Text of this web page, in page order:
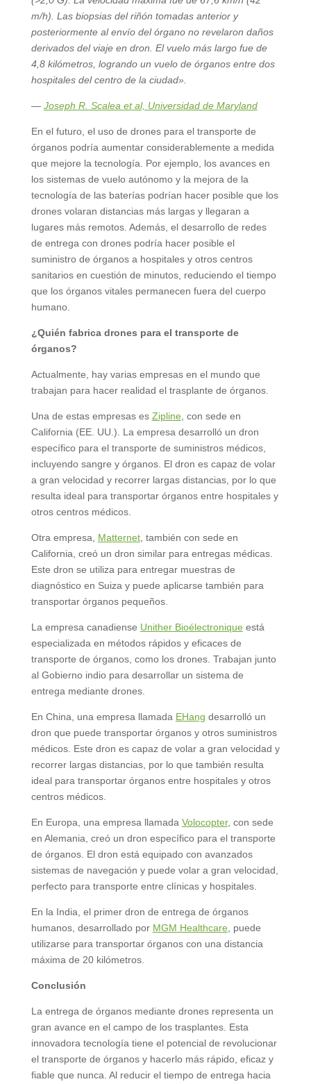
m/h). Las biopsias del riñón tomadas anterior y
posteriormente al envío del órgano no revelaron daños
derivados del viaje en dron. El vuelo más largo fue de
4,8 kilómetros, logrando un vuelo de órganos entre dos
hospitales del centro de la ciudad».
— Joseph R. Scalea et al, Universidad de Maryland
En el futuro, el uso de drones para el transporte de
órganos podría aumentar considerablemente a medida
que mejore la tecnología. Por ejemplo, los avances en
los sistemas de vuelo autónomo y la mejora de la
tecnología de las baterías podrían hacer posible que los
drones volaran distancias más largas y llegaran a
lugares más remotos. Además, el desarrollo de redes
de entrega con drones podría hacer posible el
suministro de órganos a hospitales y otros centros
sanitarios en cuestión de minutos, reduciendo el tiempo
que los órganos vitales permanecen fuera del cuerpo
humano.
¿Quién fabrica drones para el transporte de
órganos?
Actualmente, hay varias empresas en el mundo que
trabajan para hacer realidad el trasplante de órganos.
Una de estas empresas es Zipline, con sede en
California (EE. UU.). La empresa desarrolló un dron
específico para el transporte de suministros médicos,
incluyendo sangre y órganos. El dron es capaz de volar
a gran velocidad y recorrer largas distancias, por lo que
resulta ideal para transportar órganos entre hospitales y
otros centros médicos.
Otra empresa, Matternet, también con sede en
California, creó un dron similar para entregas médicas.
Este dron se utiliza para entregar muestras de
diagnóstico en Suiza y puede aplicarse también para
transportar órganos pequeños.
La empresa canadiense Unither Bioélectroniqueestá
especializada en métodos rápidos y eficaces de
transporte de órganos, como los drones. Trabajan junto
al Gobierno indio para desarrollar un sistema de
entrega mediante drones.
En China, una empresa llamada EHang desarrolló un
dron que puede transportar órganos y otros suministros
médicos. Este dron es capaz de volar a gran velocidad y
recorrer largas distancias, por lo que también resulta
ideal para transportar órganos entre hospitales y otros
centros médicos.
En Europa, una empresa llamada Volocopter, con sede
en Alemania, creó un dron específico para el transporte
de órganos. El dron está equipado con avanzados
sistemas de navegación y puede volar a gran velocidad,
perfecto para transporte entre clínicas y hospitales.
En la India, el primer dron de entrega de órganos
humanos, desarrollado por MGM Healthcare, puede
utilizarse para transportar órganos con una distancia
máxima de 20 kilómetros.
Conclusión
La entrega de órganos mediante drones representa un
gran avance en el campo de los trasplantes. Esta
innovadora tecnología tiene el potencial de revolucionar
el transporte de órganos y hacerlo más rápido, eficaz y
fiable que nunca. Al reducir el tiempo de entrega hacia